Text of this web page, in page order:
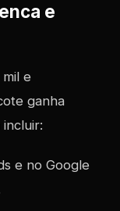
e
e
ganha
e no Google